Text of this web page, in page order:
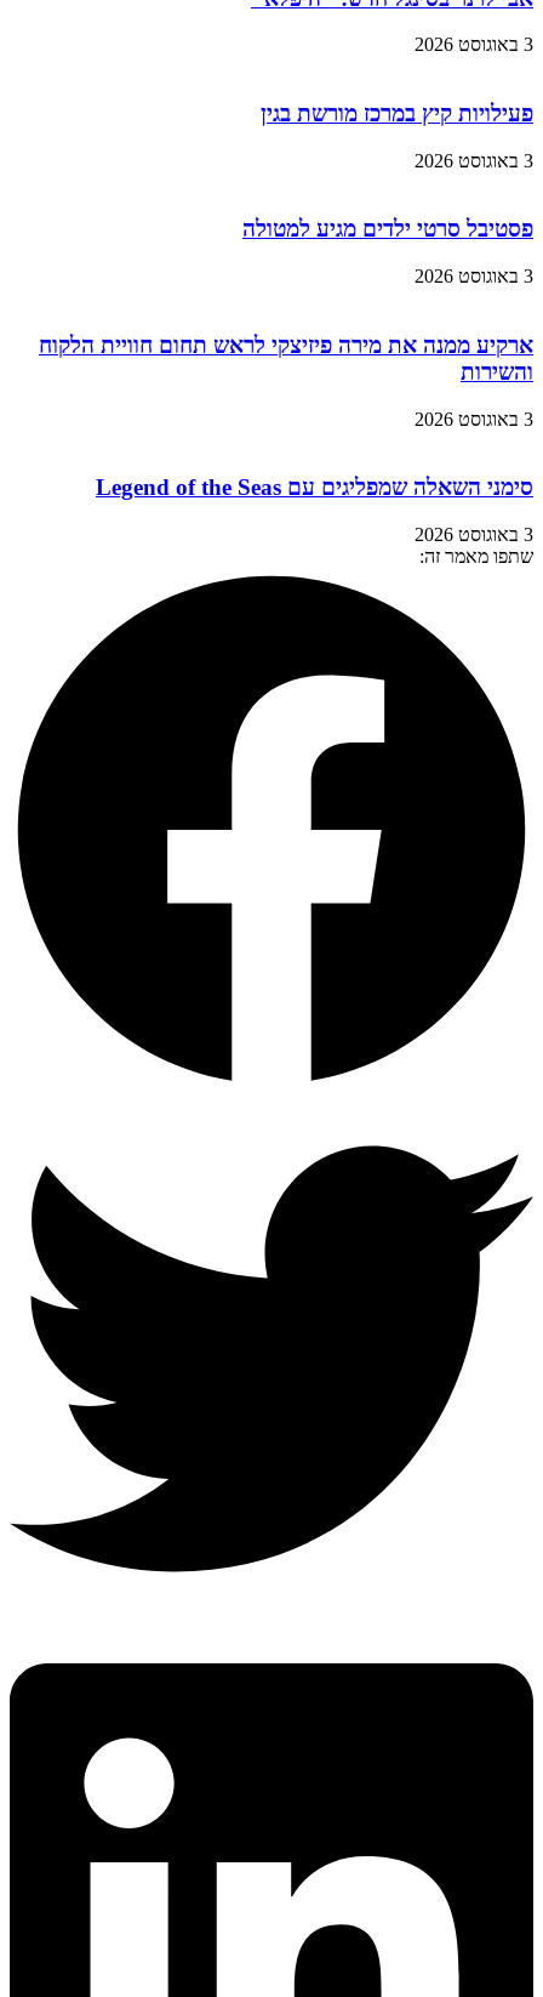
3 באוגוסט 2026
פעילויות קיץ במרכז מורשת בגין
3 באוגוסט 2026
פסטיבל סרטי ילדים מגיע למטולה
3 באוגוסט 2026
ארקיע ממנה את מירה פיזיצקי לראש תחום חוויית הלקוח
והשירות
3 באוגוסט 2026
סימני השאלה שמפליגים עם Legend of the Seas
3 באוגוסט 2026
שתפו מאמר זה: